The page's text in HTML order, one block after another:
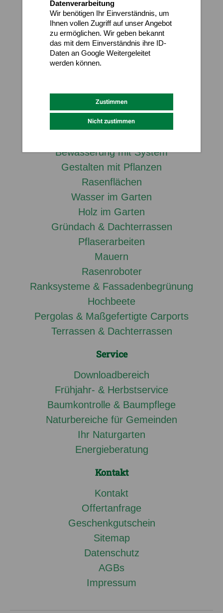
Garten Feeds
aktuelle Garten-Projekte
Garten News
Newsletter abonnieren
Leistungen
Planung
Bewässerung mit System
Gestalten mit Pflanzen
Rasenflächen
Wasser im Garten
Holz im Garten
Gründach & Dachterrassen
Pflaserarbeiten
Mauern
Rasenroboter
Ranksysteme & Fassadenbegrünung
Hochbeete
Pergolas & Maßgefertigte Carports
Terrassen & Dachterrassen
Service
Downloadbereich
Frühjahr- & Herbstservice
Baumkontrolle & Baumpflege
Naturbereiche für Gemeinden
Ihr Naturgarten
Energieberatung
Kontakt
Kontakt
Offertanfrage
Geschenkgutschein
Sitemap
Datenschutz
AGBs
Impressum
Datenverarbeitung
Wir benötigen Ihr Einverständnis, um
Ihnen vollen Zugriff auf unser Angebot
zu ermöglichen. Wir geben bekannt
das mit dem Einverständnis ihre ID-
Daten an Google Weitergeleitet
werden können.
Zustimmen
Nicht zustimmen